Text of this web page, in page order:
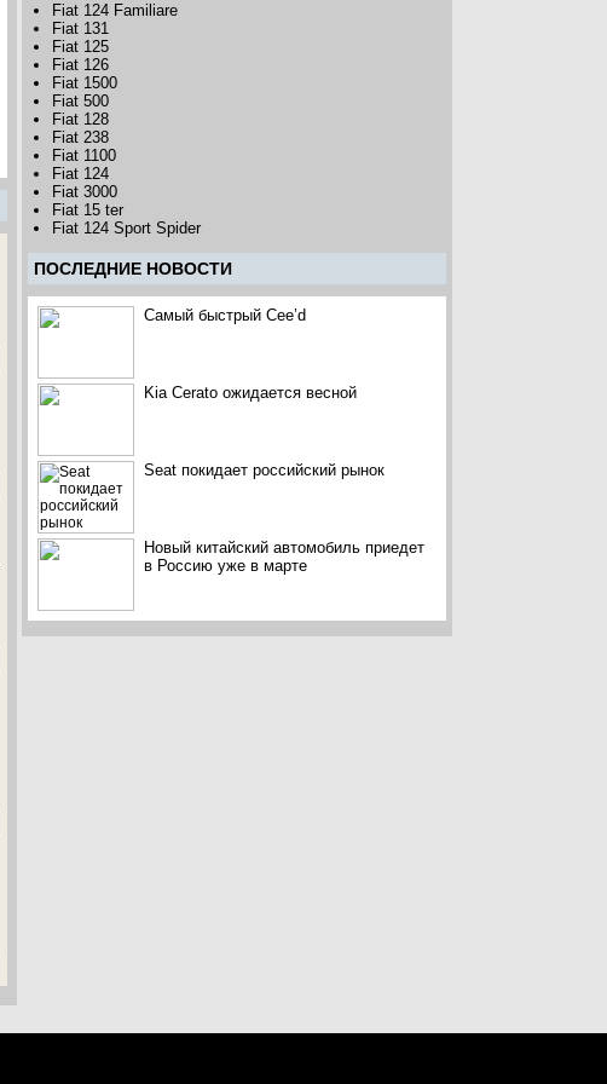
Fiat 124 Familiare
Fiat 131
Fiat 125
Fiat 126
Fiat 1500
Fiat 500
Fiat 128
Fiat 238
Fiat 1100
Fiat 124
Fiat 3000
Fiat 15 ter
Fiat 124 Sport Spider
ПОCЛЕДНИЕ НОВОСТИ
Самый быстрый Cee’d
Kia Cerato ожидается весной
Seat покидает российский рынок
Новый китайский автомобиль приедет
в Россию уже в марте